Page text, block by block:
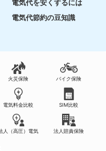
電気代を安くするには
電気代節約の豆知識
火災保険 バイク保険
電気料金比較 SIM比較
人（高圧）電気 法人賠責保険